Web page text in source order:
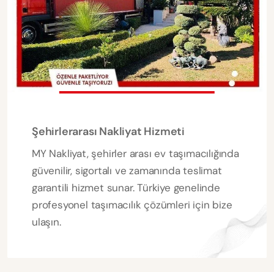
Şehirlerarası Nakliyat Hizmeti
MY Nakliyat, şehirler arası ev taşımacılığında
güvenilir, sigortalı ve zamanında teslimat
garantili hizmet sunar. Türkiye genelinde
profesyonel taşımacılık çözümleri için bize
ulaşın.